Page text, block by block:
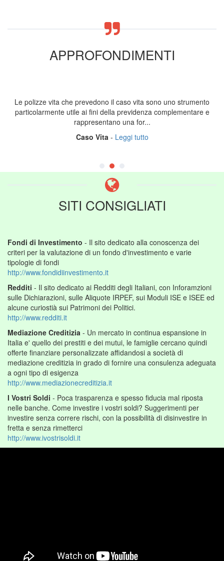
APPROFONDIMENTI
Le polizze vita che prevedono il caso vita sono uno strumento
particolarmente utile ai fini della previdenza complementare e
rappresentano una for...
Caso Vita- Leggi tutto
SITI CONSIGLIATI
Fondi di Investimento - Il sito dedicato alla conoscenza dei
criteri per la valutazione di un fondo d'investimento e varie
tipologie di fondi
http://www.fondidiinvestimento.it
Redditi - Il sito dedicato ai Redditi degli Italiani, con Inforamzioni
sulle Dichiarazioni, sulle Aliquote IRPEF, sui Moduli ISE e ISEE ed
alcune curiostià sui Patrimoni dei Politici.
http://www.redditi.it
Mediazione Creditizia - Un mercato in continua espansione in
Italia e' quello dei prestiti e dei mutui, le famiglie cercano quindi
offerte finanziare personalizzate affidandosi a società di
mediazione creditizia in grado di fornire una consulenza adeguata
a ogni tipo di esigenza
http://www.mediazionecreditizia.it
I Vostri Soldi - Poca trasparenza e spesso fiducia mal riposta
nelle banche. Come investire i vostri soldi? Suggerimenti per
investire senza correre rischi, con la possibilità di disinvestire in
fretta e senza rimetterci
http://www.ivostrisoldi.it